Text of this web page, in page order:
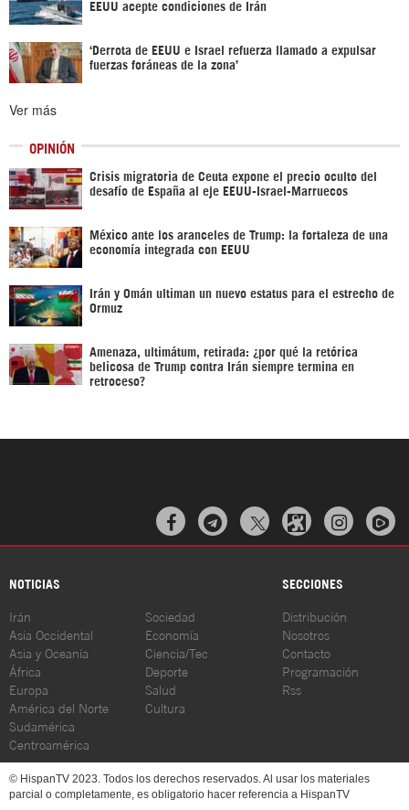
EEUU acepte condiciones de Irán
‘Derrota de EEUU e Israel refuerza llamado a expulsar
fuerzas foráneas de la zona’
Ver más
OPINIÓN
Crisis migratoria de Ceuta expone el precio oculto del
desafío de España al eje EEUU-Israel-Marruecos
México ante los aranceles de Trump: la fortaleza de una
economía integrada con EEUU
Irán y Omán ultiman un nuevo estatus para el estrecho de
Ormuz
Amenaza, ultimátum, retirada: ¿por qué la retórica
belicosa de Trump contra Irán siempre termina en
retroceso?
  
NOTICIAS SECCIONES
Irán
Asia Occidental
Asia y Oceanía
África
Europa
América del Norte
Sudamérica
Centroamérica
Sociedad
Economía
Ciencia/Tec
Deporte
Salud
Cultura
Distribución
Nosotros
Contacto
Programación
Rss
© HispanTV 2023. Todos los derechos reservados. Al usar los materiales
parcial o completamente, es obligatorio hacer referencia a HispanTV